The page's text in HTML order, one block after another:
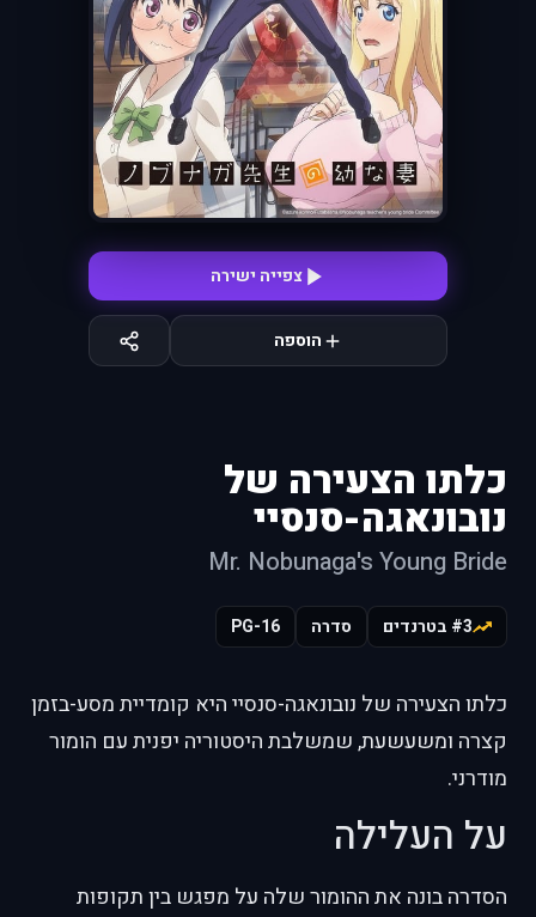
צפייה ישירה
הוספה
כלתו הצעירה של
נובונאגה-סנסיי
Mr. Nobunaga's Young Bride
#3 בטרנדים סדרה PG-16
כלתו הצעירה של נובונאגה-סנסיי היא קומדיית מסע-בזמן
קצרה ומשעשעת, שמשלבת היסטוריה יפנית עם הומור
מודרני.
על העלילה
הסדרה בונה את ההומור שלה על מפגש בין תקופות